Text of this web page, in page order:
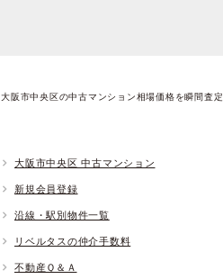
大阪市中央区の中古マンション相場価格を瞬間査定
大阪市中央区 中古マンション
新規会員登録
沿線・駅別物件一覧
リベルタスの仲介手数料
不動産Ｑ＆Ａ